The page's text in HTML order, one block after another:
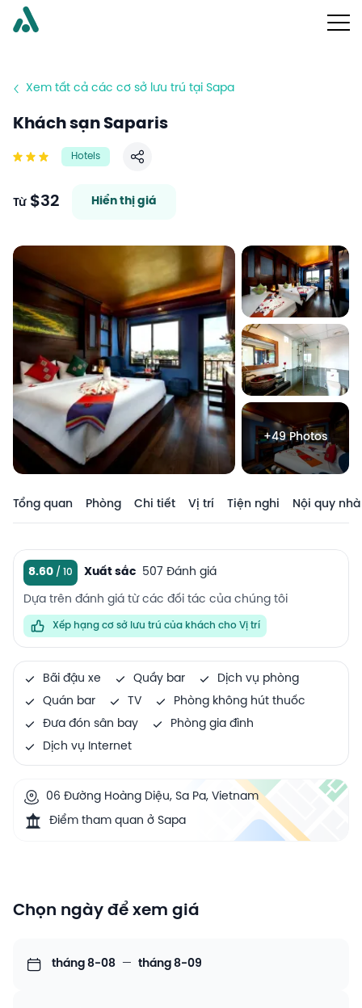
Xem tất cả các cơ sở lưu trú tại Sapa
Khách sạn Saparis
Hotels
Chia sẻ
Từ$32 Hiển thị giá
+49 Photos
Tổng quan Phòng Chi tiết Vị trí Tiện nghi Nội quy nhà
8.60 Xuất sắc 507 Đánh giá
Dựa trên đánh giá từ các đối tác của chúng tôi
Xếp hạng cơ sở lưu trú của khách cho Vị trí
Bãi đậu xe Quầy bar
Dịch vụ phòng
Quán bar
TV
Phòng không hút thuốc
Đưa đón sân bay
Phòng gia đình
Dịch vụ Internet
06 Đường Hoàng Diệu, Sa Pa, Vietnam
Điểm tham quan ở Sapa
Chọn ngày để xem giá
tháng 8-08 — tháng 8-09